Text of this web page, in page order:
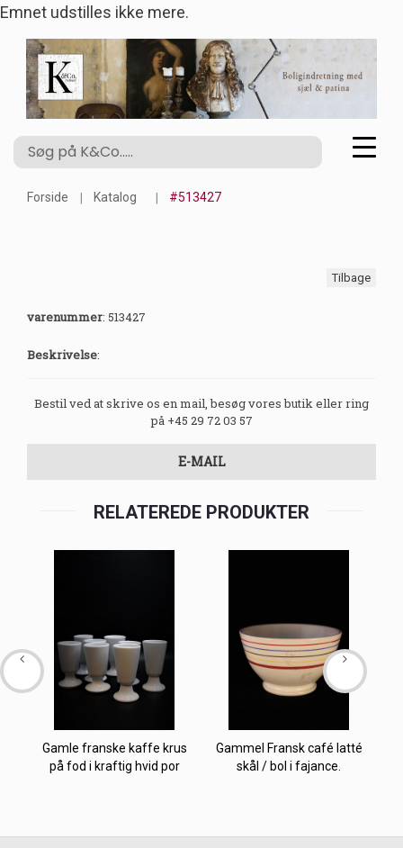
Emnet udstilles ikke mere.
Forside Katalog #513427
Tilbage
varenummer: 513427
Beskrivelse:
Bestil ved at skrive os en mail, besøg vores butik eller ring
på +45 29 72 03 57
E-MAIL
RELATEREDE PRODUKTER
Gamle franske kaffe krus
på fod i kraftig hvid por
Gammel Fransk café latté
skål / bol i fajance.